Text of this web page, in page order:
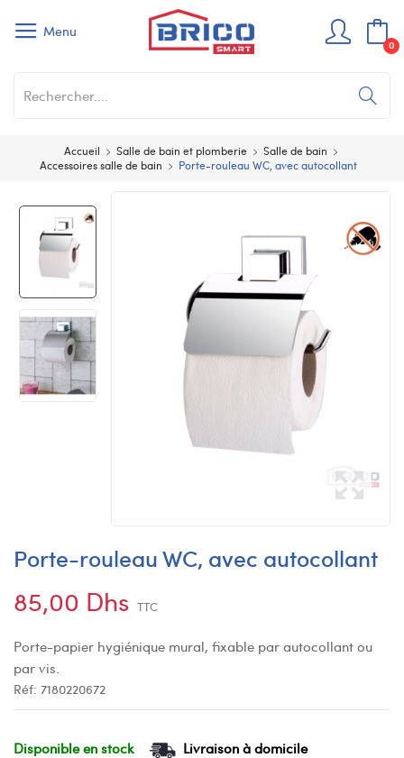
Menu
0
Accueil Salle de bain et plomberie
Salle de bain
Accessoires salle de bain
Porte-rouleau WC, avec autocollant
Porte-rouleau WC, avec autocollant
85,00 Dhs TTC
Porte-papier hygiénique mural, fixable par autocollant ou
par vis.
Réf: 7180220672
Disponible en stock Livraison à domicile